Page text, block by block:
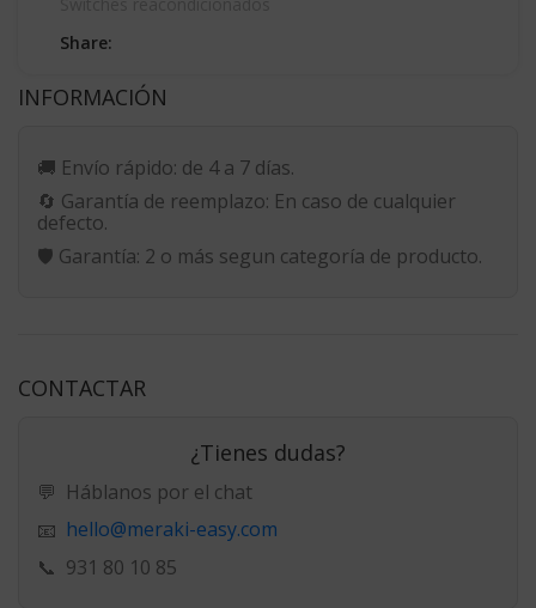
Share:
INFORMACIÓN
🚚 Envío rápido: de 4 a 7 días.
🔄 Garantía de reemplazo: En caso de cualquier
defecto.
🛡️ Garantía: 2 o más segun categoría de producto.
CONTACTAR
¿Tienes dudas?
💬 Háblanos por el chat
📧 hello@meraki-easy.com
📞 931 80 10 85